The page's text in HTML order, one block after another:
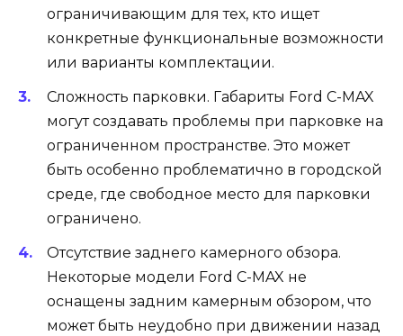
ограничивающим для тех, кто ищет
конкретные функциональные возможности
или варианты комплектации.
Сложность парковки. Габариты Ford C-MAX
могут создавать проблемы при парковке на
ограниченном пространстве. Это может
быть особенно проблематично в городской
среде, где свободное место для парковки
ограничено.
Отсутствие заднего камерного обзора.
Некоторые модели Ford C-MAX не
оснащены задним камерным обзором, что
может быть неудобно при движении назад